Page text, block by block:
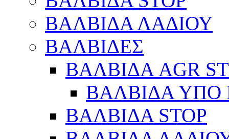
ΒΑΛΒΙΔΑ ΛΑΔΙΟΥ
ΒΑΛΒΙΔΕΣ
ΒΑΛΒΙΔΑ AGR
ΒΑΛΒΙΔΑ ΥΠΟ
ΒΑΛΒΙΔΑ STOP